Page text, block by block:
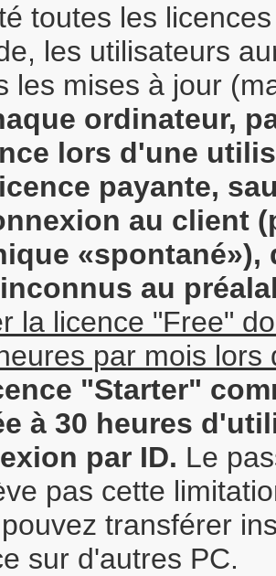
toutes les
les utilisateurs
les mises à jour
ordinateur,
lors d'une
payante,
au client
au
la licence "Free"
par mois
"Starter"
à 30 heures
par ID. Le
pas cette
transférer
sur d'autres PC.